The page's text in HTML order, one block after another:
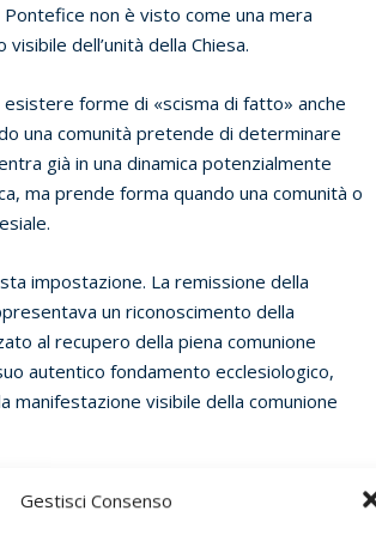
Gestisci Consenso
non è visto come una mera
dell’unità della Chiesa.
forme di «scisma di fatto» anche
una comunità pretende di determinare
già in una dinamica potenzialmente
ma prende forma quando una comunità o
impostazione. La remissione della
un riconoscimento della
al recupero della piena comunione
autentico fondamento ecclesiologico,
manifestazione visibile della comunione
privilegiato nella teologia tedesca, in
della